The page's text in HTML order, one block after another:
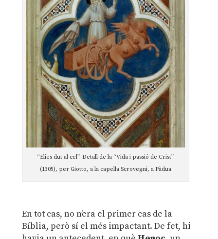
“Elies dut al cel”. Detall de la “Vida i passió de Crist”
(1305), per Giotto, a la capella Scrovegni, a Pàdua
En tot cas, no n’era el primer cas de la
Bíblia, però sí el més impactant. De fet, hi